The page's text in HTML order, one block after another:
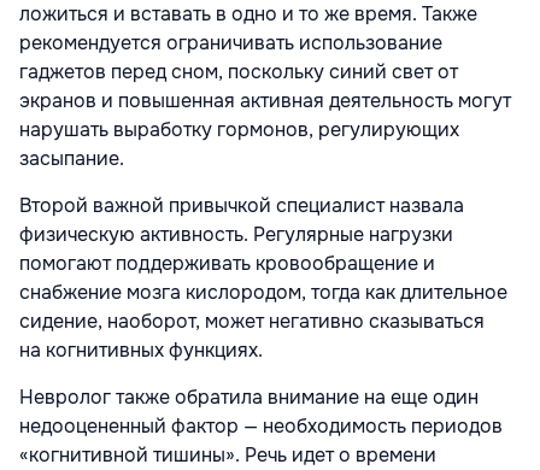
ложиться и вставать в одно и то же время. Также
рекомендуется ограничивать использование
гаджетов перед сном, поскольку синий свет от
экранов и повышенная активная деятельность могут
нарушать выработку гормонов, регулирующих
засыпание.
Второй важной привычкой специалист назвала
физическую активность. Регулярные нагрузки
помогают поддерживать кровообращение и
снабжение мозга кислородом, тогда как длительное
сидение, наоборот, может негативно сказываться
на когнитивных функциях.
Невролог также обратила внимание на еще один
недооцененный фактор — необходимость периодов
«когнитивной тишины». Речь идет о времени